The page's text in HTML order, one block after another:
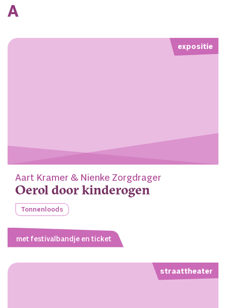
A
expositie
Aart Kramer & Nienke Zorgdrager
Oerol door kinderogen
Tonnenloods
met festivalbandje en ticket
straattheater